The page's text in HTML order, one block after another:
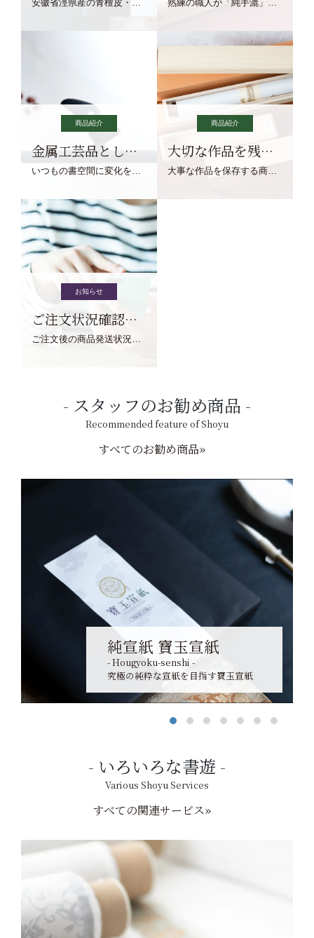
商品紹介
金属工芸品としての文鎮
商品紹介
大切な作品を残す作品保存商品
お知らせ
ご注文状況確認について
スタッフのお勧め商品
Recommended feature of Shoyu
すべてのお勧め商品»
純宣紙 寶玉宣紙
- Hougyoku-senshi -
究極の純粋な宣紙を目指す寶玉宣紙
いろいろな書遊
Various Shoyu Services
すべての関連サービス»